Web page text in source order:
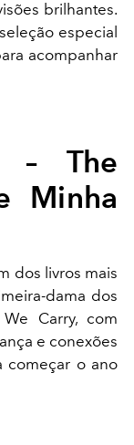
brilhantes.
especial
acompanhar
– The
Minha
dos livros mais
dama dos
Carry, com
e conexões
começar o ano